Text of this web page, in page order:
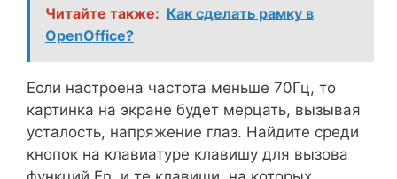
Читайте также: Как сделать рамку в
OpenOffice?
Если настроена частота меньше 70Гц, то
картинка на экране будет мерцать, вызывая
усталость, напряжение глаз. Найдите среди
кнопок на клавиатуре клавишу для вызова